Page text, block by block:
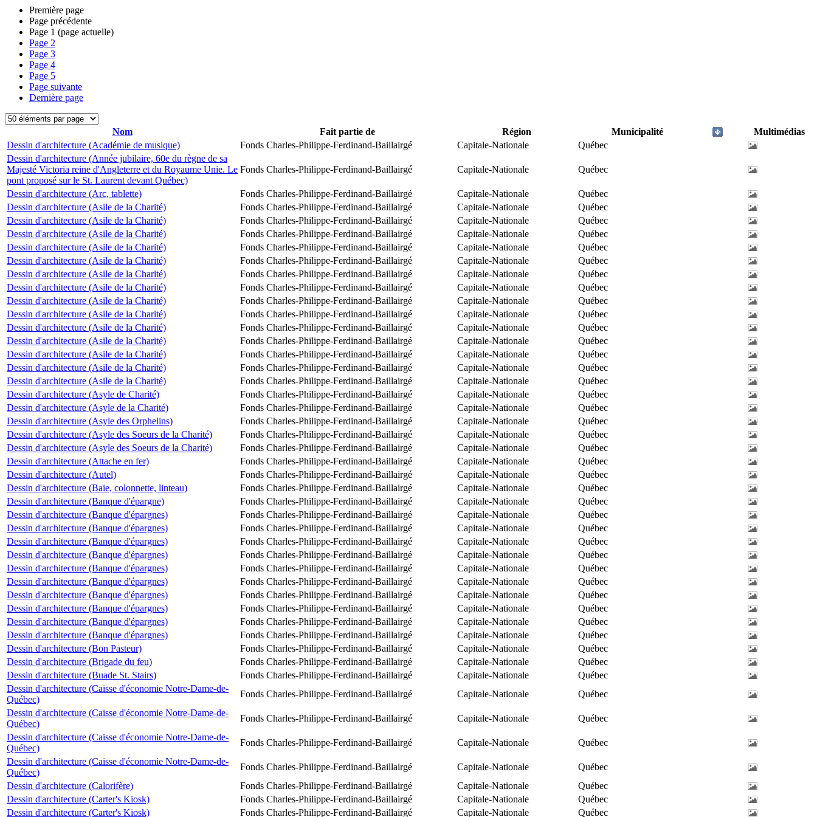
Première page
Page précédente
Page 1 (page actuelle)
Page 2
Page 3
Page 4
Page 5
Page suivante
Dernière page
Nom Fait partie de Région Municipalité
Multimédias
Dessin d'architecture (Académie de musique)
Fonds Charles-Philippe-Ferdinand-Baillairgé Capitale-Nationale
Québec
Dessin d'architecture (Année jubilaire, 60e du règne de sa
Majesté Victoria reine d'Angleterre et du Royaume Unie. Le
pont proposé sur le St. Laurent devant Québec)
Fonds Charles-Philippe-Ferdinand-Baillairgé Capitale-Nationale Québec
Dessin d'architecture (Arc, tablette) Fonds Charles-Philippe-Ferdinand-Baillairgé Capitale-Nationale
Québec
Dessin d'architecture (Asile de la Charité)
Fonds Charles-Philippe-Ferdinand-Baillairgé Capitale-Nationale
Québec
Dessin d'architecture (Asile de la Charité)
Fonds Charles-Philippe-Ferdinand-Baillairgé Capitale-Nationale
Québec
Dessin d'architecture (Asile de la Charité)
Fonds Charles-Philippe-Ferdinand-Baillairgé Capitale-Nationale
Québec
Dessin d'architecture (Asile de la Charité)
Fonds Charles-Philippe-Ferdinand-Baillairgé Capitale-Nationale
Québec
Dessin d'architecture (Asile de la Charité)
Fonds Charles-Philippe-Ferdinand-Baillairgé Capitale-Nationale
Québec
Dessin d'architecture (Asile de la Charité)
Fonds Charles-Philippe-Ferdinand-Baillairgé Capitale-Nationale
Québec
Dessin d'architecture (Asile de la Charité)
Fonds Charles-Philippe-Ferdinand-Baillairgé Capitale-Nationale
Québec
Dessin d'architecture (Asile de la Charité)
Fonds Charles-Philippe-Ferdinand-Baillairgé Capitale-Nationale
Québec
Dessin d'architecture (Asile de la Charité)
Fonds Charles-Philippe-Ferdinand-Baillairgé Capitale-Nationale
Québec
Dessin d'architecture (Asile de la Charité)
Fonds Charles-Philippe-Ferdinand-Baillairgé Capitale-Nationale
Québec
Dessin d'architecture (Asile de la Charité)
Fonds Charles-Philippe-Ferdinand-Baillairgé Capitale-Nationale
Québec
Dessin d'architecture (Asile de la Charité)
Fonds Charles-Philippe-Ferdinand-Baillairgé Capitale-Nationale
Québec
Dessin d'architecture (Asile de la Charité)
Fonds Charles-Philippe-Ferdinand-Baillairgé Capitale-Nationale
Québec
Dessin d'architecture (Asile de la Charité)
Fonds Charles-Philippe-Ferdinand-Baillairgé Capitale-Nationale
Québec
Dessin d'architecture (Asyle de Charité)
Fonds Charles-Philippe-Ferdinand-Baillairgé Capitale-Nationale
Québec
Dessin d'architecture (Asyle de la Charité)
Fonds Charles-Philippe-Ferdinand-Baillairgé Capitale-Nationale
Québec
Dessin d'architecture (Asyle des Orphelins)
Fonds Charles-Philippe-Ferdinand-Baillairgé Capitale-Nationale
Québec
Dessin d'architecture (Asyle des Soeurs de la Charité)
Fonds Charles-Philippe-Ferdinand-Baillairgé Capitale-Nationale
Québec
Dessin d'architecture (Asyle des Soeurs de la Charité)
Fonds Charles-Philippe-Ferdinand-Baillairgé Capitale-Nationale
Québec
Dessin d'architecture (Attache en fer)
Fonds Charles-Philippe-Ferdinand-Baillairgé Capitale-Nationale
Québec
Dessin d'architecture (Autel)
Fonds Charles-Philippe-Ferdinand-Baillairgé Capitale-Nationale
Québec
Dessin d'architecture (Baie, colonnette, linteau)
Fonds Charles-Philippe-Ferdinand-Baillairgé Capitale-Nationale
Québec
Dessin d'architecture (Banque d'épargne)
Fonds Charles-Philippe-Ferdinand-Baillairgé Capitale-Nationale
Québec
Dessin d'architecture (Banque d'épargnes)
Fonds Charles-Philippe-Ferdinand-Baillairgé Capitale-Nationale
Québec
Dessin d'architecture (Banque d'épargnes)
Fonds Charles-Philippe-Ferdinand-Baillairgé Capitale-Nationale
Québec
Dessin d'architecture (Banque d'épargnes)
Fonds Charles-Philippe-Ferdinand-Baillairgé Capitale-Nationale
Québec
Dessin d'architecture (Banque d'épargnes)
Fonds Charles-Philippe-Ferdinand-Baillairgé Capitale-Nationale
Québec
Dessin d'architecture (Banque d'épargnes)
Fonds Charles-Philippe-Ferdinand-Baillairgé Capitale-Nationale
Québec
Dessin d'architecture (Banque d'épargnes)
Fonds Charles-Philippe-Ferdinand-Baillairgé Capitale-Nationale
Québec
Dessin d'architecture (Banque d'épargnes)
Fonds Charles-Philippe-Ferdinand-Baillairgé Capitale-Nationale
Québec
Dessin d'architecture (Banque d'épargnes)
Fonds Charles-Philippe-Ferdinand-Baillairgé Capitale-Nationale
Québec
Dessin d'architecture (Banque d'épargnes)
Fonds Charles-Philippe-Ferdinand-Baillairgé Capitale-Nationale
Québec
Dessin d'architecture (Banque d'épargnes)
Fonds Charles-Philippe-Ferdinand-Baillairgé Capitale-Nationale
Québec
Dessin d'architecture (Bon Pasteur)
Fonds Charles-Philippe-Ferdinand-Baillairgé Capitale-Nationale
Québec
Dessin d'architecture (Brigade du feu)
Fonds Charles-Philippe-Ferdinand-Baillairgé Capitale-Nationale
Québec
Dessin d'architecture (Buade St. Stairs)
Fonds Charles-Philippe-Ferdinand-Baillairgé Capitale-Nationale
Québec
Dessin d'architecture (Caisse d'économie Notre-Dame-de-
Québec)
Fonds Charles-Philippe-Ferdinand-Baillairgé Capitale-Nationale
Québec
Dessin d'architecture (Caisse d'économie Notre-Dame-de-
Québec)
Fonds Charles-Philippe-Ferdinand-Baillairgé Capitale-Nationale
Québec
Dessin d'architecture (Caisse d'économie Notre-Dame-de-
Québec)
Fonds Charles-Philippe-Ferdinand-Baillairgé Capitale-Nationale
Québec
Dessin d'architecture (Caisse d'économie Notre-Dame-de-
Québec)
Fonds Charles-Philippe-Ferdinand-Baillairgé Capitale-Nationale
Québec
Dessin d'architecture (Calorifère)
Fonds Charles-Philippe-Ferdinand-Baillairgé Capitale-Nationale
Québec
Dessin d'architecture (Carter's Kiosk)
Fonds Charles-Philippe-Ferdinand-Baillairgé Capitale-Nationale
Québec
Dessin d'architecture (Carter's Kiosk)
Fonds Charles-Philippe-Ferdinand-Baillairgé Capitale-Nationale Québec